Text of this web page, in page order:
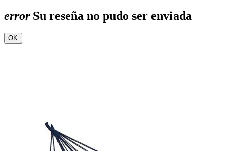
errorSu reseña no pudo ser enviada
OK